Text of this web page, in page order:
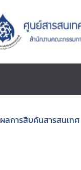
ผลการสืบค้นสารสนเทศ